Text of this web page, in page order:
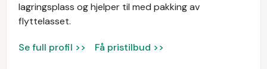
lagringsplass og hjelper til med pakking av
flyttelasset.
Se full profil >> Få pristilbud >>